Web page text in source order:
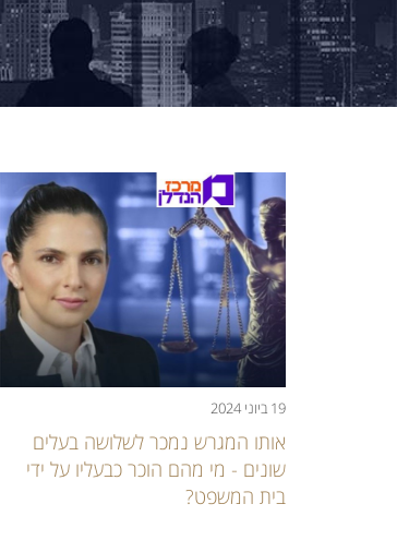
19 ביוני 2024
אותו המגרש נמכר לשלושה בעלים
שונים - מי מהם הוכר כבעליו על ידי
בית המשפט?